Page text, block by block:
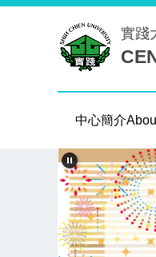
實踐
中心簡介